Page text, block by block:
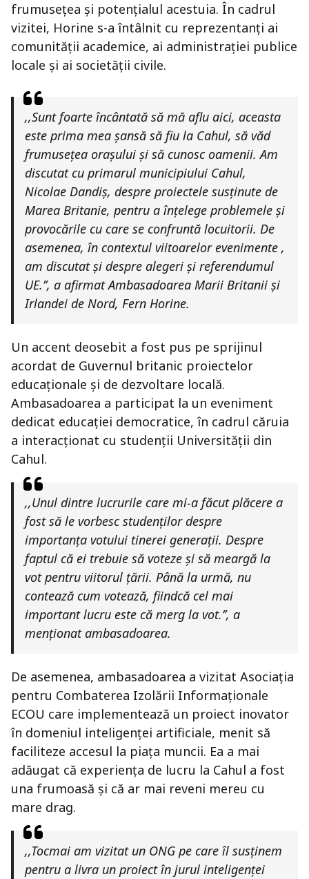
frumusețea și potențialul acestuia. În cadrul
vizitei, Horine s-a întâlnit cu reprezentanți ai
comunității academice, ai administrației publice
locale și ai societății civile.
,,Sunt foarte încântată să mă aflu aici, aceasta
este prima mea șansă să fiu la Cahul, să văd
frumusețea orașului și să cunosc oamenii. Am
discutat cu primarul municipiului Cahul,
Nicolae Dandiș, despre proiectele susținute de
Marea Britanie, pentru a înțelege problemele și
provocările cu care se confruntă locuitorii. De
asemenea, în contextul viitoarelor evenimente ,
am discutat și despre alegeri și referendumul
UE.’’, a afirmat Ambasadoarea Marii Britanii și
Irlandei de Nord, Fern Horine.
Un accent deosebit a fost pus pe sprijinul
acordat de Guvernul britanic proiectelor
educaționale și de dezvoltare locală.
Ambasadoarea a participat la un eveniment
dedicat educației democratice, în cadrul căruia
a interacționat cu studenții Universității din
Cahul.
,,Unul dintre lucrurile care mi-a făcut plăcere a
fost să le vorbesc studenților despre
importanța votului tinerei generații. Despre
faptul că ei trebuie să voteze și să meargă la
vot pentru viitorul țării. Până la urmă, nu
contează cum votează, fiindcă cel mai
important lucru este că merg la vot.’’, a
menționat ambasadoarea.
De asemenea, ambasadoarea a vizitat Asociația
pentru Combaterea Izolării Informaționale
ECOU care implementează un proiect inovator
în domeniul inteligenței artificiale, menit să
faciliteze accesul la piața muncii. Ea a mai
adăugat că experiența de lucru la Cahul a fost
una frumoasă și că ar mai reveni mereu cu
mare drag.
,,Tocmai am vizitat un ONG pe care îl susținem
pentru a livra un proiect în jurul inteligenței